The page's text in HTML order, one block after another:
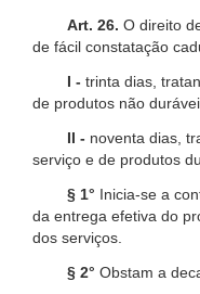
Art. 26. O direito
de fácil constatação
I - trinta dias,
de produtos não
II - noventa dias,
serviço e de produtos
§ 1° Inicia-se a
da entrega efetiva do
dos serviços.
§ 2° Obstam a